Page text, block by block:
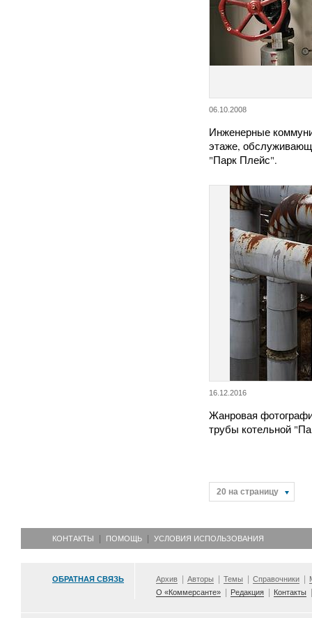
06.10.2008
Инженерные
этаже,
"Парк Плейс".
16.12.2016
Жанровая
трубы котельной
20 на страницу
КОНТАКТЫ ПОМОЩЬ УСЛОВИЯ ИСПОЛЬЗОВАНИЯ
ОБРАТНАЯ СВЯЗЬ Архив Авторы Темы Справочники
О «Коммерсанте»
Редакция Контакты